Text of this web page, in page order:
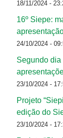
18/11/2024 -
16º Siepe:
24/10/2024 -
Segundo dia
23/10/2024 -
Projeto
edição do
23/10/2024 -